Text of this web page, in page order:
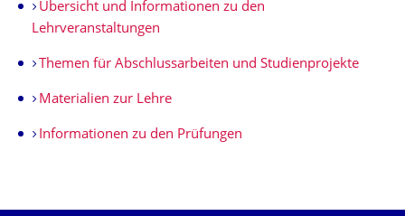
Übersicht und Informationen zu den
Lehrveranstaltungen
Themen für Abschlussarbeiten und Studienprojekte
Materialien zur Lehre
Informationen zu den Prüfungen